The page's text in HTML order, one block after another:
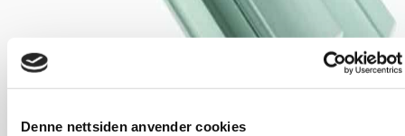
Denne nettsiden anvender cookies